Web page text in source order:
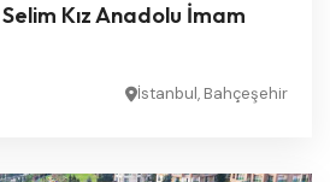
Kız Anadolu İmam
İstanbul, Bahçeşehir